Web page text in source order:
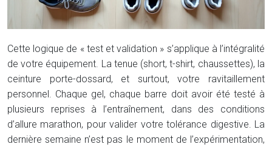
Cette logique de « test et validation » s’applique à l’intégralité
de votre équipement. La tenue (short, t-shirt, chaussettes), la
ceinture porte-dossard, et surtout, votre ravitaillement
personnel. Chaque gel, chaque barre doit avoir été testé à
plusieurs reprises à l’entraînement, dans des conditions
d’allure marathon, pour valider votre tolérance digestive. La
dernière semaine n’est pas le moment de l’expérimentation,